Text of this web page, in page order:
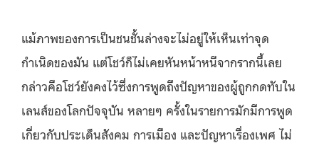
แม้ภาพของการเป็นชนชั้นล่างจะไม่อยู่ให้เห็นเท่าจุด
กำเนิดของมัน แต่โชว์ก็ไม่เคยหันหน้าหนีจากรากนี้เลย
กล่าวคือโชว์ยังคงไว้ซึ่งการพูดถึงปัญหาของผู้ถูกกดทับใน
เลนส์ของโลกปัจจุบัน หลายๆ ครั้งในรายการมักมีการพูด
เกี่ยวกับประเด็นสังคม การเมือง และปัญหาเรื่องเพศ ไม่